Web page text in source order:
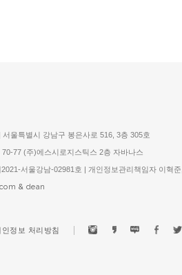
울특별시 강남구 봉은사로 516, 3층 305호
77 (주)에스시로지스틱스 2층 자바나스
서울강남-02981호 | 개인정보관리책임자 이혁준,
& dean
인정보 처리방침